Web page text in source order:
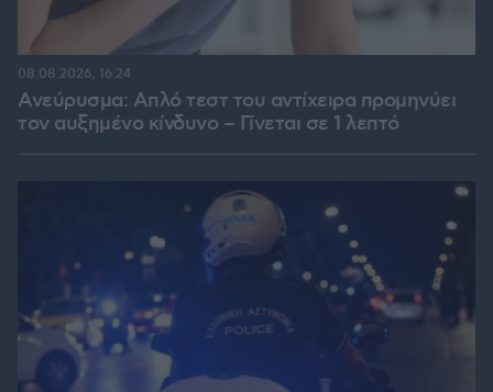
Ανεύρυσμα: Απλό τεστ του αντίχειρα προμηνύει
τον αυξημένο κίνδυνο – Γίνεται σε 1 λεπτό
08.08.2026, 16:24